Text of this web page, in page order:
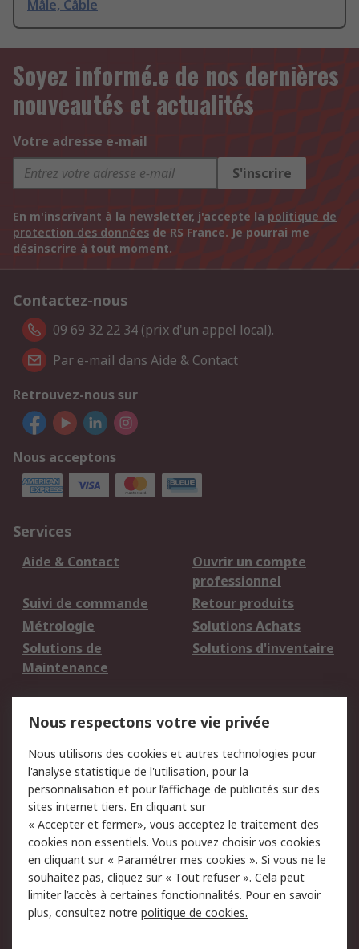
Mâle, Câble
Soyez informé.e de nos dernières
nouveautés et actualités
Votre adresse e-mail
S'inscrire
En m'inscrivant à la newsletter, j'accepte la politique de
protection des données de RS France. Je pourrai me
désinscrire à tout moment.
Contactez-nous
09 69 32 22 34 (prix d'un appel local).
Par e-mail dans Aide & Contact
Retrouvez-nous sur
Nous acceptons
Services
Aide & Contact
Ouvrir un compte
professionnel
Suivi de commande
Retour produits
Métrologie
Solutions Achats
Solutions de
Maintenance
Solutions d'inventaire
du site
Politique de protection
des données - Mise à
jour
Sécurité des E-mails
Conditions générales
de vente
Politique anti-
corruption
Campagnes marketing
A propos de RS
Nous respectons votre vie privée
Nous utilisons des cookies et autres technologies pour
l'analyse statistique de l'utilisation, pour la
personnalisation et pour l’affichage de publicités sur des
sites internet tiers. En cliquant sur
« Accepter et fermer», vous acceptez le traitement des
cookies non essentiels. Vous pouvez choisir vos cookies
en cliquant sur « Paramétrer mes cookies ». Si vous ne le
souhaitez pas, cliquez sur « Tout refuser ». Cela peut
limiter l’accès à certaines fonctionnalités. Pour en savoir
plus, consultez notre politique de cookies.